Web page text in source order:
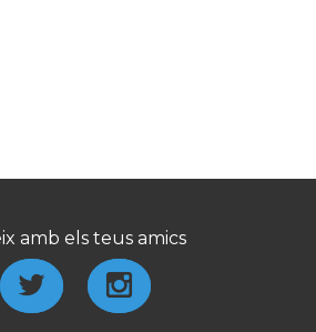
amb els teus amics